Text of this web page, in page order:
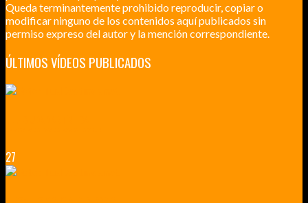
Queda terminantemente prohibido reproducir, copiar o
modificar ninguno de los contenidos aquí publicados sin
permiso expreso del autor y la mención correspondiente.
ÚLTIMOS VÍDEOS PUBLICADOS
27